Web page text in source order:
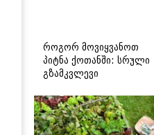
როგორ მოვიყვანოთ
პიტნა ქოთანში: სრული
გზამკვლევი